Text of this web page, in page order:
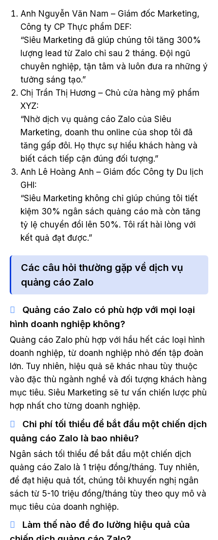
Anh Nguyễn Văn Nam – Giám đốc Marketing,
Công ty CP Thực phẩm DEF:
“Siêu Marketing đã giúp chúng tôi tăng 300%
lượng lead từ Zalo chỉ sau 2 tháng. Đội ngũ
chuyên nghiệp, tận tâm và luôn đưa ra những ý
tưởng sáng tạo.”
Chị Trần Thị Hương – Chủ cửa hàng mỹ phẩm
XYZ:
“Nhờ dịch vụ quảng cáo Zalo của Siêu
Marketing, doanh thu online của shop tôi đã
tăng gấp đôi. Họ thực sự hiểu khách hàng và
biết cách tiếp cận đúng đối tượng.”
Anh Lê Hoàng Anh – Giám đốc Công ty Du lịch
GHI:
“Siêu Marketing không chỉ giúp chúng tôi tiết
kiệm 30% ngân sách quảng cáo mà còn tăng
tỷ lệ chuyển đổi lên 50%. Tôi rất hài lòng với
kết quả đạt được.”
Các câu hỏi thường gặp về dịch vụ
quảng cáo Zalo
Quảng cáo Zalo có phù hợp với mọi loại
hình doanh nghiệp không?
Quảng cáo Zalo phù hợp với hầu hết các loại hình
doanh nghiệp, từ doanh nghiệp nhỏ đến tập đoàn
lớn. Tuy nhiên, hiệu quả sẽ khác nhau tùy thuộc
vào đặc thù ngành nghề và đối tượng khách hàng
mục tiêu. Siêu Marketing sẽ tư vấn chiến lược phù
hợp nhất cho từng doanh nghiệp.
Chi phí tối thiểu để bắt đầu một chiến dịch
quảng cáo Zalo là bao nhiêu?
Ngân sách tối thiểu để bắt đầu một chiến dịch
quảng cáo Zalo là 1 triệu đồng/tháng. Tuy nhiên,
để đạt hiệu quả tốt, chúng tôi khuyến nghị ngân
sách từ 5-10 triệu đồng/tháng tùy theo quy mô và
mục tiêu của doanh nghiệp.
Làm thế nào để đo lường hiệu quả của